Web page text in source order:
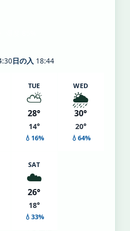
日の入 18:44
TUE
⛅
28°
14°
💧16%
WED
🌦️
30°
20°
💧64%
SAT
☁️
26°
18°
💧33%